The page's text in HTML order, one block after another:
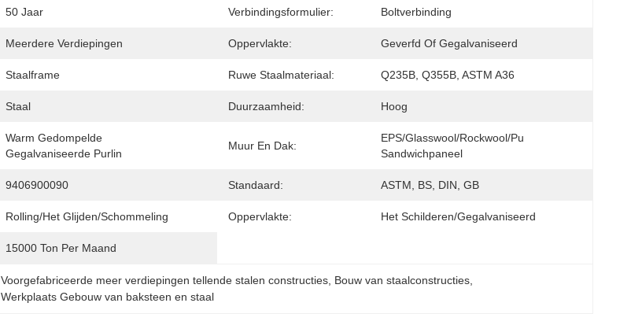
50 Jaar Verbindingsformulier: Boltverbinding
Meerdere Verdiepingen Oppervlakte: Geverfd Of Gegalvaniseerd
Staalframe Ruwe Staalmateriaal: Q235B, Q355B, ASTM A36
Staal Duurzaamheid: Hoog
Warm Gedompelde
Gegalvaniseerde Purlin
Muur En Dak:
EPS/Glasswool/Rockwool/Pu
Sandwichpaneel
9406900090 Standaard: ASTM, BS, DIN, GB
Rolling/het Glijden/Schommeling Oppervlakte: Het Schilderen/Gegalvaniseerd
15000 Ton Per Maand
Voorgefabriceerde meer verdiepingen tellende stalen constructies Bouw van staalconstructies
Werkplaats Gebouw van baksteen en staal